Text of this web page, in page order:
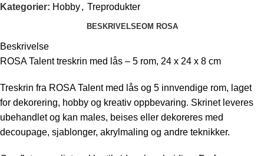
Kategorier: Hobby, Treprodukter
BESKRIVELSEOM ROSA
Beskrivelse
ROSA Talent treskrin med lås – 5 rom, 24 x 24 x 8 cm
Treskrin fra ROSA Talent med lås og 5 innvendige rom, laget
for dekorering, hobby og kreativ oppbevaring. Skrinet leveres
ubehandlet og kan males, beises eller dekoreres med
decoupage, sjablonger, akrylmaling og andre teknikker.